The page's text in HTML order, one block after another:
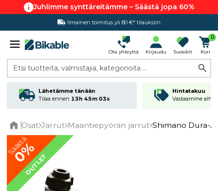
Juhlimme synttäreitämme – Säästä jopa 60%
Ilmainen toimitus yli 80 €* tilauksiin
Hintatakuu
Ota yhteyttä Kirjaudu Suosikit
0
Kori
Etsi tuotteita, valmistajia, kategorioita ...
Lähetämme tänään
Tilaa ennen 13h 45m 03s
Hintatakuu
Vastaamme
Osat Jarrut Maantiepyörän jarrut Shimano Dura-
Säästä
0%
OUTLET